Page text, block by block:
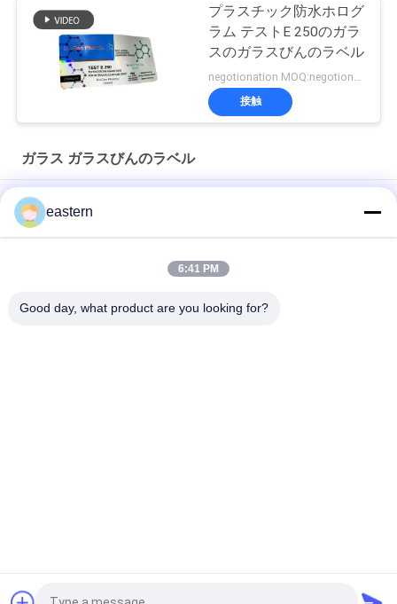
プラスチック防水ホログ
ラム テストE 250のガラ
スのガラスびんのラベル
接触
ガラス ガラスびんのラベル
ソマトロピン HG 176-191 2mlx10 ラベル付きガラスバイアル
フルセットのPaer Instrutionが付いているトレンアセテートバ
eastern
6:41 PM
Good day, what product are you looking for?